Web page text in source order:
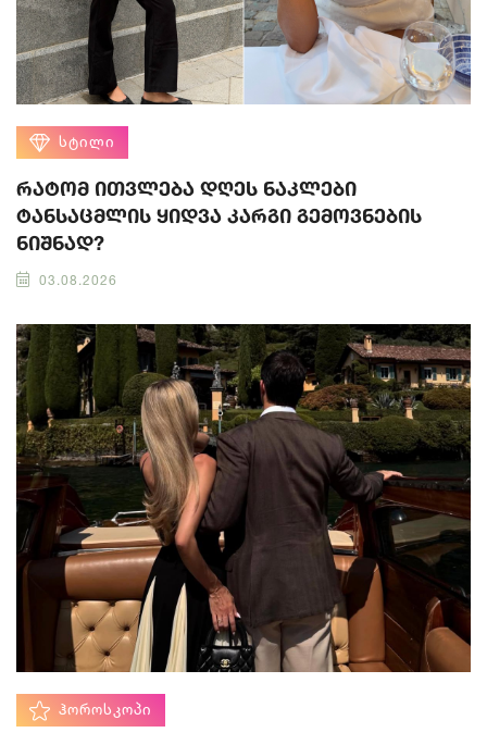
ᲡᲢᲘᲚᲘ
რატომ ითვლება დღეს ნაკლები
ტანსაცმლის ყიდვა კარგი გემოვნების
ნიშნად?
03.08.2026
ᲰᲝᲠᲝᲡᲙᲝᲞᲘ